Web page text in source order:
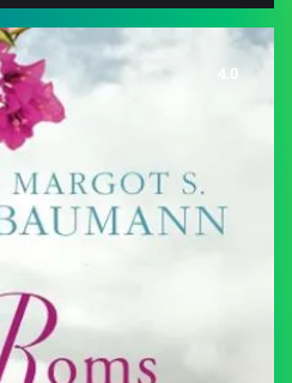
4.0